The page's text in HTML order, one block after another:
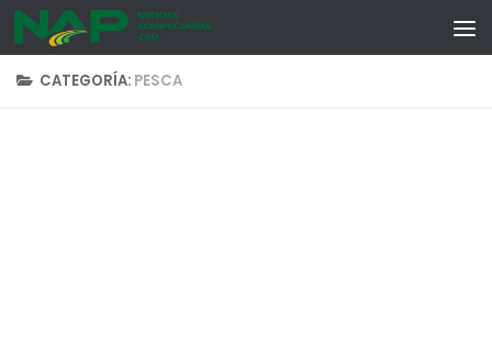
Skip to content
CATEGORÍA: PESCA